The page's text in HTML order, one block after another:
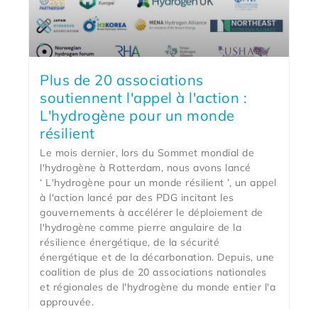
Plus de 20 associations
soutiennent l'appel à l'action :
L'hydrogène pour un monde
résilient
Le mois dernier, lors du Sommet mondial de
l'hydrogène à Rotterdam, nous avons lancé
‘ L'hydrogène pour un monde résilient ’, un appel
à l'action lancé par des PDG incitant les
gouvernements à accélérer le déploiement de
l'hydrogène comme pierre angulaire de la
résilience énergétique, de la sécurité
énergétique et de la décarbonation. Depuis, une
coalition de plus de 20 associations nationales
et régionales de l'hydrogène du monde entier l'a
approuvée.